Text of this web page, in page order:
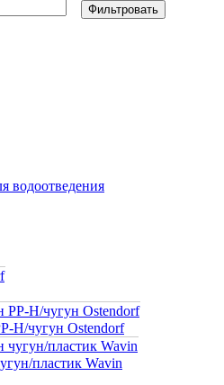
водоотведения
H/чугун Ostendorf
пластик Wavin